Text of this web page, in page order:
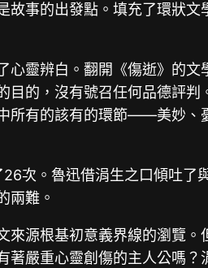
事的出發點。填充了環狀
靈辨白。翻開《傷逝》的
的，沒有號召任何品德評
所有的該有的環節——美妙、
次。魯迅借涓生之口傾吐
兩難。
源根基初意義界線的瀏覽
嚴重心靈創傷的主人公嗎